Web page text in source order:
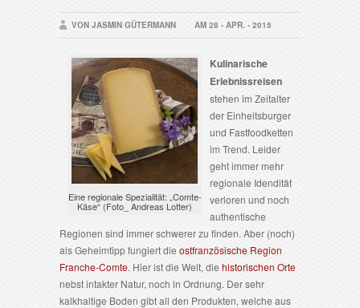
VON JASMIN GÜTERMANN AM 28 - APR. - 2015
Eine regionale Spezialität: „Comte-
Käse“ (Foto_ Andreas Lotter)
Kulinarische
Erlebnissreisen
stehen im Zeitalter
der Einheitsburger
und Fastfoodketten
im Trend. Leider
geht immer mehr
regionale Idendität
verloren und noch
authentische
Regionen sind immer schwerer zu finden. Aber (noch)
als Geheimtipp fungiert die ostfranzösische Region
Franche-Comte. Hier ist die Welt, diehistorischen Orte
nebst intakter Natur, noch in Ordnung. Der sehr
kalkhaltige Boden gibt all den Produkten, welche aus